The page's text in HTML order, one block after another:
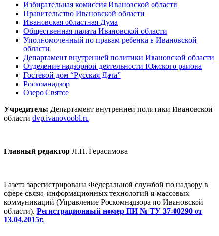
Избирательная комиссия Ивановской области
Правительство Ивановской области
Ивановская областная Дума
Общественная палата Ивановской области
Уполномоченный по правам ребенка в Ивановской
области
Департамент внутренней политики Ивановской области
Отделение надзорной деятельности Южского района
Гостевой дом “Русская Дача”
Роскомнадзор
Озеро Святое
Учредитель: Департамент внутренней политики Ивановской
области dvp.ivanovoobl.ru
Главный редактор Л.Н. Герасимова
Газета зарегистрирована Федеральной службой по надзору в
сфере связи, информационных технологий и массовых
коммуникаций (Управление Роскомнадзора по Ивановской
области). Регистрационный номер ПИ № ТУ 37-00290 от
13.04.2015г.